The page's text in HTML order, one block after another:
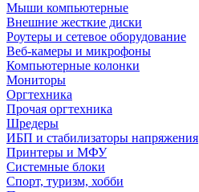
Мыши компьютерные
Внешние жесткие диски
Роутеры и сетевое оборудование
Веб-камеры и микрофоны
Компьютерные колонки
Мониторы
Оргтехника
Прочая оргтехника
Шредеры
ИБП и стабилизаторы напряжения
Принтеры и МФУ
Системные блоки
Спорт, туризм, хобби